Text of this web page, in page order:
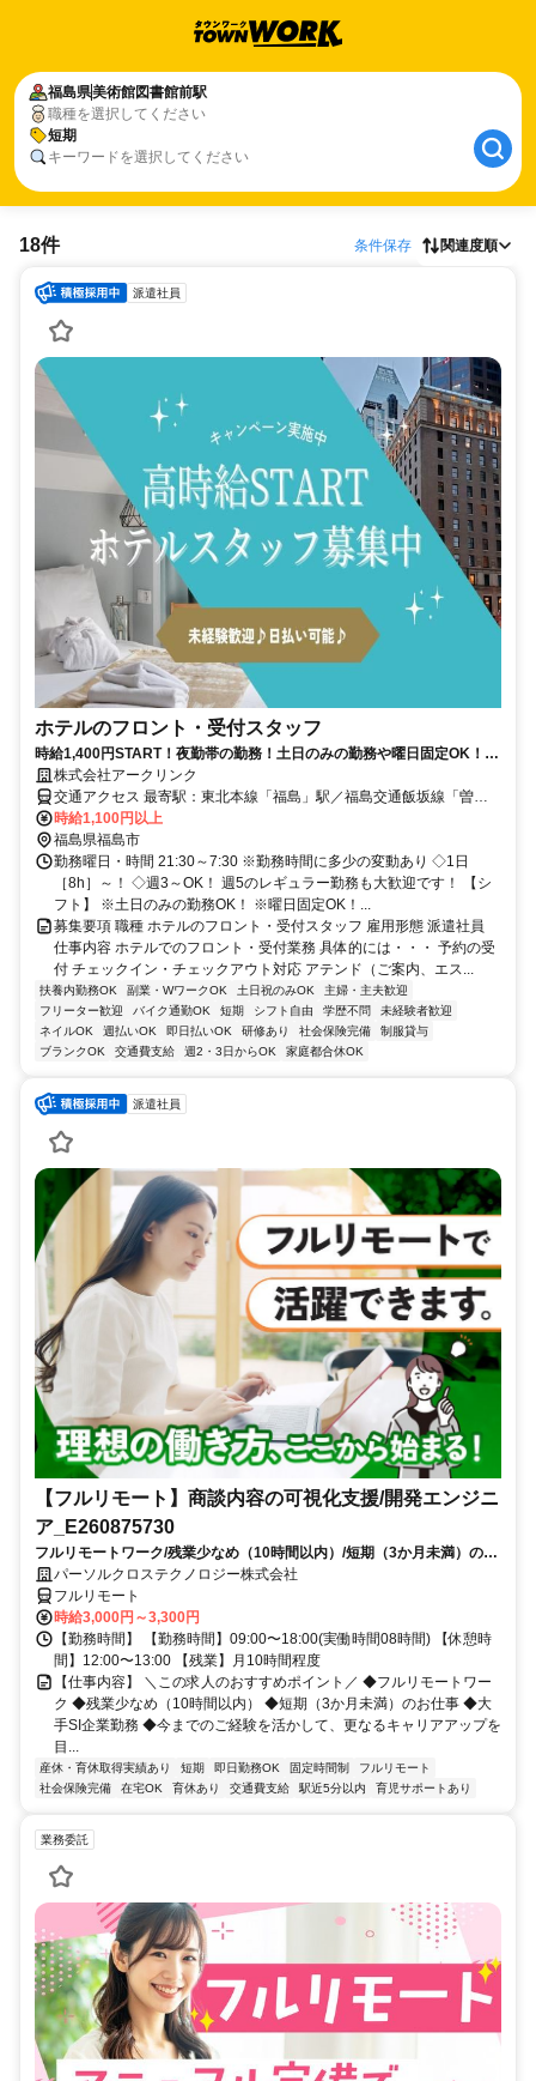
福島県美術館図書館前駅
職種を選択してください
短期
キーワードを選択してください
18件 条件保存 関連度順
派遣社員
ホテルのフロント・受付スタッフ
時給1,400円START！夜勤帯の勤務！土日のみの勤務や曜日固定OK！日
払い可能♪高時給！交通費有
株式会社アークリンク
交通アクセス 最寄駅：東北本線「福島」駅／福島交通飯坂線「曽根
田」駅／福島交通飯坂線「美術館図書館前」駅
時給1,100円以上
福島県福島市
勤務曜日・時間 21:30～7:30 ※勤務時間に多少の変動あり ◇1日
［8h］～！ ◇週3～OK！ 週5のレギュラー勤務も大歓迎です！ 【シ
フト】 ※土日のみの勤務OK！ ※曜日固定OK！...
募集要項 職種 ホテルのフロント・受付スタッフ 雇用形態 派遣社員
仕事内容 ホテルでのフロント・受付業務 具体的には・・・ 予約の受
付 チェックイン・チェックアウト対応 アテンド（ご案内、エス...
扶養内勤務OK 副業・WワークOK 土日祝のみOK
主婦・主夫歓迎
フリーター歓迎
バイク通勤OK 短期 シフト自由 学歴不問
未経験者歓迎
ネイルOK
週払いOK 即日払いOK 研修あり 社会保険完備
制服貸与
ブランクOK
交通費支給 週2・3日からOK 家庭都合休OK
派遣社員
【フルリモート】商談内容の可視化支援/開発エンジニ
ア_E260875730
フルリモートワーク/残業少なめ（10時間以内）/短期（3か月未満）のお
仕事/大手SI企業勤務/今までのご経験を活かして、更なるキャリアアップ
を目指せます
パーソルクロステクノロジー株式会社
フルリモート
時給3,000円～3,300円
【勤務時間】 【勤務時間】09:00〜18:00(実働時間08時間) 【休憩時
間】12:00〜13:00 【残業】月10時間程度
【仕事内容】 ＼この求人のおすすめポイント／ ◆フルリモートワー
ク ◆残業少なめ（10時間以内） ◆短期（3か月未満）のお仕事 ◆大
手SI企業勤務 ◆今までのご経験を活かして、更なるキャリアアップを
目...
産休・育休取得実績あり 短期 即日勤務OK 固定時間制
フルリモート
社会保険完備
在宅OK 育休あり 交通費支給 駅近5分以内 育児サポートあり
業務委託